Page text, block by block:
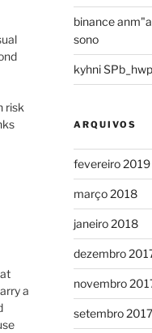
risk
a
binance
sono
kyhni
ARQUIVOS
fevereiro 2019
março 2018
janeiro 2018
dezembro
novembro
setembro 2017